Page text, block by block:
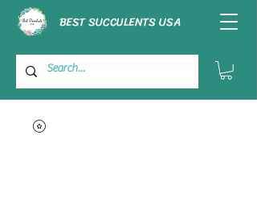
BEST SUCCULENTS USA